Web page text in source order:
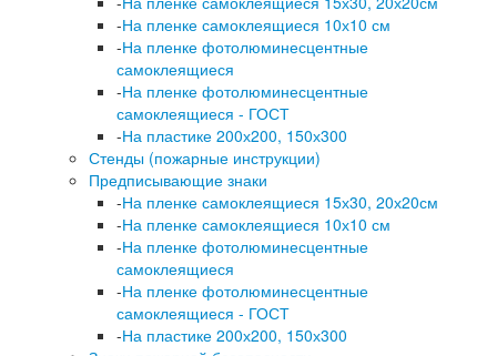
-На пленке самоклеящиеся 10х10 см
-На пленке фотолюминесцентные
самоклеящиеся
-На пленке фотолюминесцентные
самоклеящиеся - ГОСТ
-На пластике 200х200, 150х300
Стенды (пожарные инструкции)
Предписывающие знаки
-На пленке самоклеящиеся 15х30, 20х20см
-На пленке самоклеящиеся 10х10 см
-На пленке фотолюминесцентные
самоклеящиеся
-На пленке фотолюминесцентные
самоклеящиеся - ГОСТ
-На пластике 200х200, 150х300